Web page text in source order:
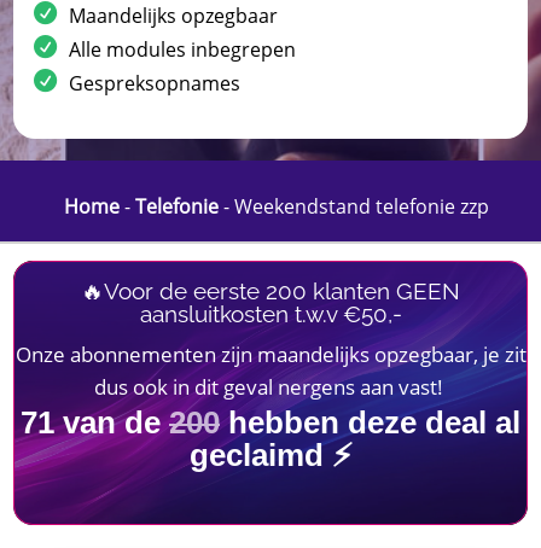
Maandelijks opzegbaar
Alle modules inbegrepen
Gespreksopnames
Home-Telefonie-Weekendstand telefonie zzp
🔥Voor de eerste 200 klanten GEEN
aansluitkosten t.w.v €50,-
Onze abonnementen zijn maandelijks opzegbaar, je zit
dus ook in dit geval nergens aan vast!
71van de200hebben deze deal al
geclaimd ⚡